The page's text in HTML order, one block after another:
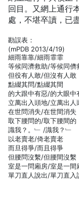
回目。又網上通行
處，不堪卒讀，已
勘誤表：
(mPDB 2013/4/19)
細雨靠靠/細雨霏霏
等候同濟救助/等候同儕
但役有人敢/但沒有人敢
點綴其問/點綴其間
的大跟中有惡/的大眼中
立萬出入頭地/立萬出人
在世問消失/在世間消失
取下腰問的/取下腰間的
識我？。﹂ /識我？﹂
以老賣老/倚老賣老
而旦得爭/而且得爭
但腰問沒繫/但腰間沒繫
室是一問廂房/室是一間
單刀直人說出/單刀直入